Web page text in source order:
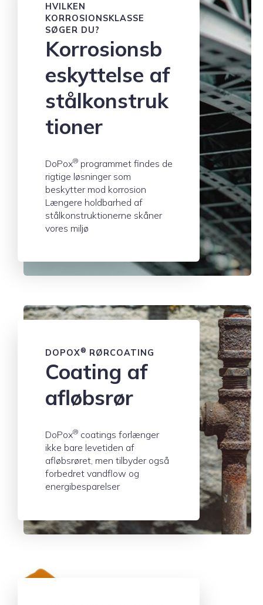
HVILKEN
KORROSIONSKLASSE
SØGER DU?
Korrosionsb
eskyttelse af
stålkonstruk
tioner
DoPox®programmet findes de
rigtige løsninger som
beskytter mod korrosion
Længere holdbarhed af
stålkonstruktionerne skåner
vores miljø
DOPOX® RØRCOATING
Coating af
afløbsrør
DoPox®coatings forlænger
ikke bare levetiden af
afløbsrøret, men tilbyder også
forbedret vandflow og
energibesparelser